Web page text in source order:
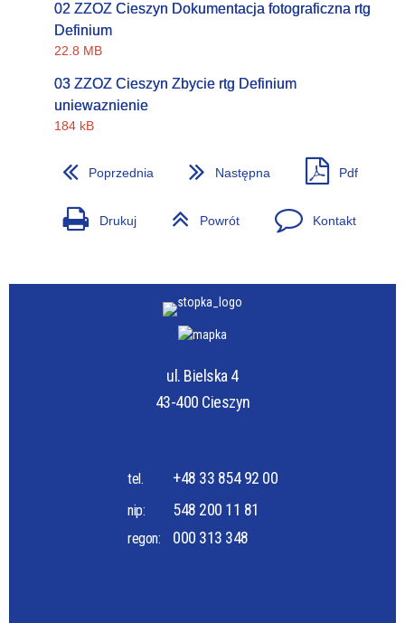
02 ZZOZ Cieszyn Dokumentacja fotograficzna rtg
Definium
22.8 MB
03 ZZOZ Cieszyn Zbycie rtg Definium
uniewaznienie
184 kB
Poprzednia Następna Pdf
Drukuj Powrót Kontakt
ul. Bielska 4
43-400 Cieszyn
tel. +48 33 854 92 00
nip: 548 200 11 81
regon: 000 313 348